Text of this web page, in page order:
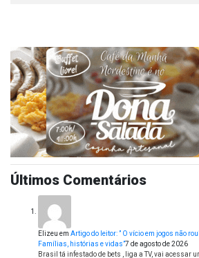
Últimos Comentários
Elizeu em Artigo do leitor: ” O vício em jogos não
Famílias, histórias e vidas”7 de agosto de 2026
Brasil tá infestado de bets , liga a TV, vai acessar